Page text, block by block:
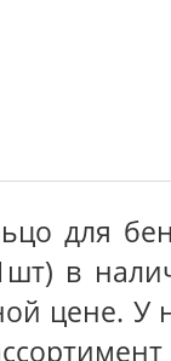
для
в
цене. У